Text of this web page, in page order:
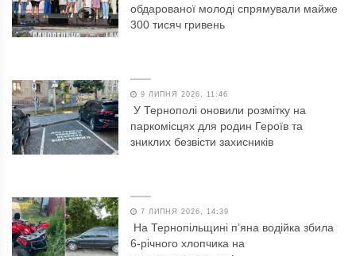
обдарованої молоді спрямували майже
300 тисяч гривень
9 ЛИПНЯ 2026, 11:46
У Тернополі оновили розмітку на
паркомісцях для родин Героїв та
зниклих безвісти захисників
7 ЛИПНЯ 2026, 14:39
На Тернопільщині п’яна водійка збила
6-річного хлопчика на